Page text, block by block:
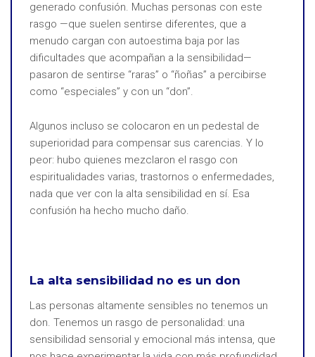
generado confusión. Muchas personas con este
rasgo —que suelen sentirse diferentes, que a
menudo cargan con autoestima baja por las
dificultades que acompañan a la sensibilidad—
pasaron de sentirse “raras” o “ñoñas” a percibirse
como “especiales” y con un “don”.
Algunos incluso se colocaron en un pedestal de
superioridad para compensar sus carencias. Y lo
peor: hubo quienes mezclaron el rasgo con
espiritualidades varias, trastornos o enfermedades,
nada que ver con la alta sensibilidad en sí. Esa
confusión ha hecho mucho daño.
La alta sensibilidad no es un don
Las personas altamente sensibles no tenemos un
don. Tenemos un rasgo de personalidad: una
sensibilidad sensorial y emocional más intensa, que